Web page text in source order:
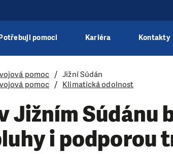
pomoci Kariéra Kontakty
pomoc
Jižní Súdán
pomoc Klimatická odolnost
Jižním Súdánu
i podporou